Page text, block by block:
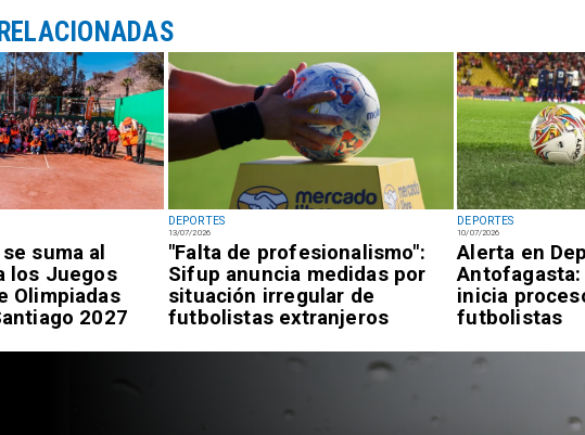
suma al
los Juegos
Olimpiadas
2027
DEPORTES
13/07/2026
"Falta de profesionalismo":
Sifup anuncia medidas por
situación irregular de
futbolistas extranjeros
DEPORTES
10/07/2026
Alerta en
inicia
futbolistas